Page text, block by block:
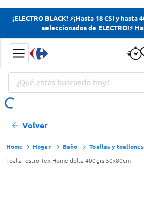
¡ELECTRO BLACK! ⚡¡Hasta 18 CSI y
seleccionados de ELECTRO!⚡
¿Qué estás buscando hoy?
Volver
Hogar Baño Toallas y toallones
Toalla rostro Tex Home delta 400grs 50x80cm
Términos más buscados
Yerba
Cerveza
Doves
Términos más
Cerveza
Doves
Jabon Tocador